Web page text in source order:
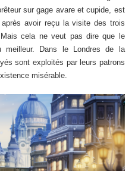
sur gage avare et cupide, est
avoir reçu la visite des trois
cela ne veut pas dire que le
meilleur. Dans le Londres de la
sont exploités par leurs patrons
misérable.